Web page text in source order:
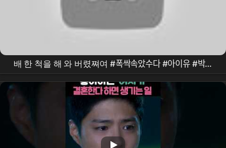
배 한 척을 해 와 버렸쪄여 #폭싹속았수다 #아이유 #박보
검 #나문희 #김용림 #오민애 #이수미 #차미경